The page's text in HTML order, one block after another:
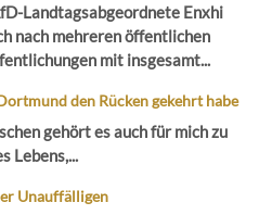
Landtagsabgeordnete Enxhi
nach mehreren öffentlichen
mit insgesamt...
den Rücken gekehrt habe
gehört es auch für mich zu
Lebens,...
Unauffälligen